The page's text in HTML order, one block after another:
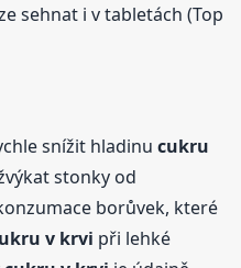
sehnat i v tabletách (Top
snížit hladinucukru
stonky od
borůvek, které
v krvi při lehké